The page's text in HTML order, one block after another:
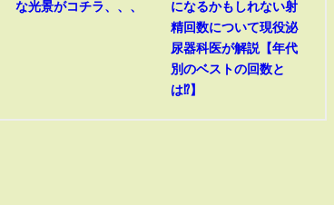
な光景がコチラ、、、
になるかもしれない射
精回数について現役泌
尿器科医が解説【年代
別のベストの回数と
は⁉︎】